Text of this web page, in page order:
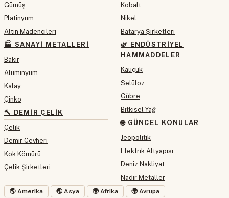
Gümüş
Platinyum
Altın Madencileri
🏭 SANAYI METALLERI
Bakır
Alüminyum
Kalay
Çinko
🔨 DEMIR ÇELIK
Çelik
Demir Cevheri
Kok Kömürü
Çelik Şirketleri
Kobalt
Nikel
Batarya Şirketleri
🌿 ENDÜSTRIYEL
HAMMADDELER
Kauçuk
Selüloz
Gübre
Bitkisel Yağ
🌐 GÜNCEL KONULAR
Jeopolitik
Elektrik Altyapısı
Deniz Nakliyat
Nadir Metaller
🌎 Amerika 🌏 Asya 🌍 Afrika 🌍 Avrupa